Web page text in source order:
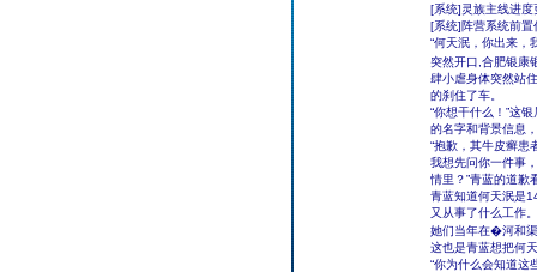
[系统]灵族主线进度
[系统]阵营系统前
“何天泯，你出来，
突然开口,合肥银康
肆小虐身体突然站
的刹住了车。
“你想干什么！”这
的名字和背景信息
“抱歉，其牛皮癣患
我想先问你一件事
情里？”青蓝的道歉
青蓝知道何天泯是
又从事了什么工作
她们当年在�河和
这也是青蓝想把何
“你为什么会知道这